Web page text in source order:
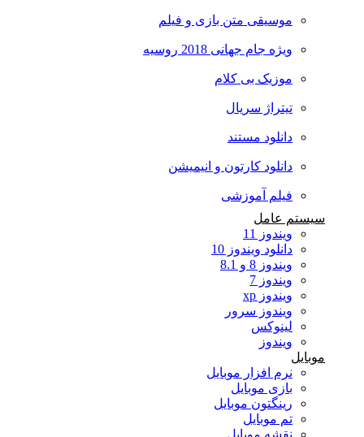
موسیقی متن بازی و فیلم
ویژه جام جهانی 2018 روسیه
موزیک بی کلام
تیتراژ سریال
دانلود مستند
دانلود کارتون و انیمیشن
فیلم آموزشی
سیستم عامل
ویندوز 11
دانلود ویندوز 10
ویندوز 8 و 8.1
ویندوز 7
ویندوز xp
ویندوز سرور
لینوکس
ویندوز
موبایل
نرم افزار موبایل
بازی موبایل
رینگتون موبایل
تم موبایل
نقشه موبایل